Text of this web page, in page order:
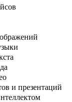
и презентаций